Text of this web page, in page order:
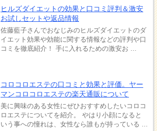
ヒルズダイエットの効果と口コミ評判＆激安
お試しセットや返品情報
佐藤藍子さんでおなじみのヒルズダイエットのダ
イエット効果や効能に関する情報などの評判や口
コミを徹底紹介！ 手に入れるための激安お ...
コロコロエステの口コミと効果と評価。ヤー
マンコロコロエステの楽天通販について
美に興味のある女性にぜひおすすめしたいコロコ
ロエステについてを紹介。 やはり小顔になると
いう事への憧れは、女性なら誰もが持っている ...